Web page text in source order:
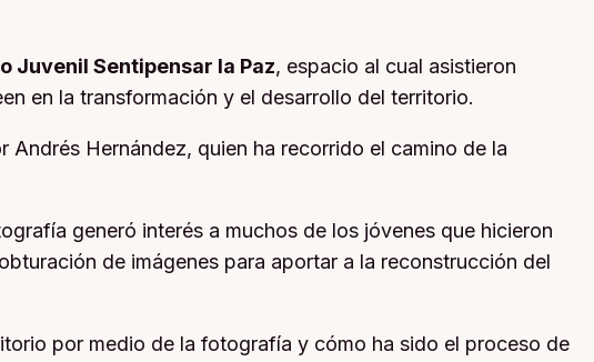
Juvenil Sentipensar la Paz, espacio al cual asistieron
en la transformación y el desarrollo del territorio.
Andrés Hernández, quien ha recorrido el camino de la
generó interés a muchos de los jóvenes que hicieron
de imágenes para aportar a la reconstrucción del
por medio de la fotografía y cómo ha sido el proceso de